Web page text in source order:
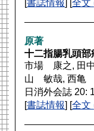
[書誌情報] [全文
原著
十二指腸乳頭
市場 康之, 田
山 敏哉, 西亀
日消外会誌 20:
[書誌情報] [全文